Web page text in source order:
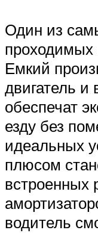
Один из
проходимых
Емкий
двигатель и
обеспечат
езду без
идеальных
плюсом
встроенных
водитель